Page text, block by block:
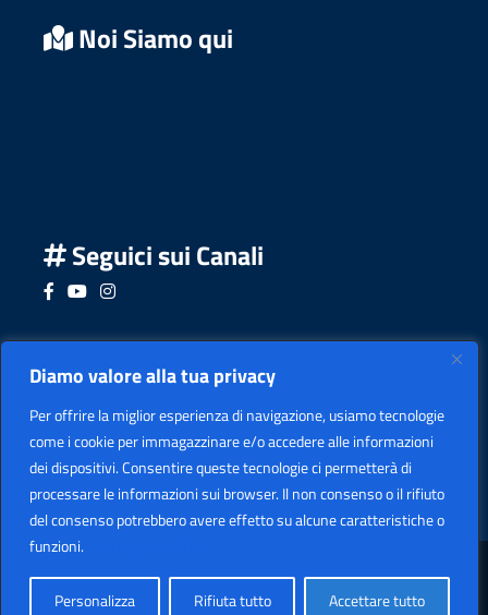
Diamo valore alla tua privacy
Per offrire la miglior esperienza di navigazione, usiamo tecnologie
come i cookie per immagazzinare e/o accedere alle informazioni
dei dispositivi. Consentire queste tecnologie ci permetterà di
processare le informazioni sui browser. Il non consenso o il rifiuto
del consenso potrebbero avere effetto su alcune caratteristiche o
funzioni.
Personalizza Rifiuta tutto Accettare tutto
Noi Siamo qui
Seguici sui Canali
Seguici su Facebook
Seguici su YouTube
Seguici su Instagram
Sezione Legale Copyright 2026 I.I.S. "LEARDI"